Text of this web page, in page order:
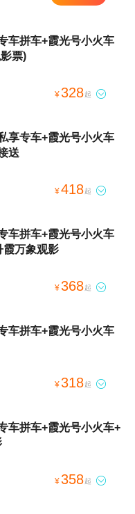
车拼车+霞光号小火车
票)
¥328起 
享专车+霞光号小火车
送
¥418起 
车拼车+霞光号小火车
霞万象观影
¥368起 
车拼车+霞光号小火车
¥318起 
车拼车+霞光号小火车+
¥358起 